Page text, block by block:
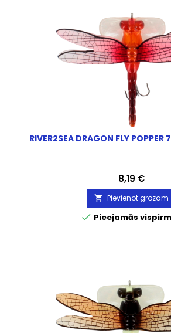
RIVER2SEA DRAGON FLY POPPER
Cena
8,19 €
 Pievienot grozam
 Pieejamās